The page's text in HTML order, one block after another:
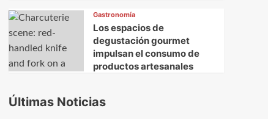
Gastronomía
Los espacios de
degustación gourmet
impulsan el consumo de
productos artesanales
Últimas Noticias